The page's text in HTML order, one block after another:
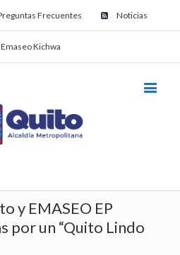
Frecuentes Noticias
Emaseo Kichwa
y EMASEO EP
por un “Quito Lindo